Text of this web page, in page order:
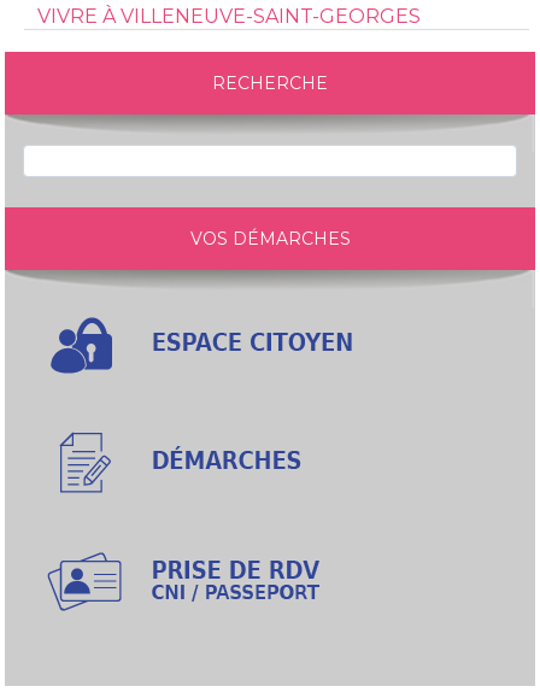
VIVRE À VILLENEUVE-SAINT-GEORGES
RECHERCHE
VOS DÉMARCHES